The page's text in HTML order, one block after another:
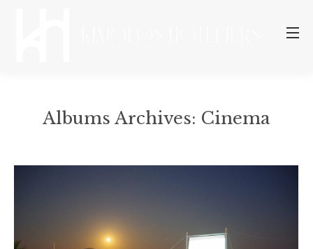
Albums Archives: Cinema